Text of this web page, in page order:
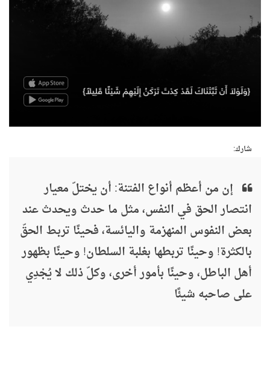
شارك:
إن من أعظم أنواع الفتنة: أن يختلّ معيار
انتصار الحق في النفس، مثل ما حدث ويحدث عند
بعض النفوس المنهزمة واليائسة، فحينًا تربط الحقّ
بالكثرة! وحينًا تربطها بغلبة السلطان! وحينًا بظهور
أهل الباطل، وحينًا بأمور أخرى، وكلّ ذلك لا يُجْدِي
على صاحبه شيئًا